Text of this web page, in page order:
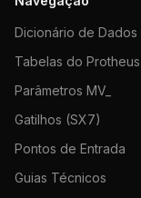
Dicionário de Dados
Tabelas do Protheus
Parâmetros MV_
Gatilhos (SX7)
Pontos de Entrada
Guias Técnicos